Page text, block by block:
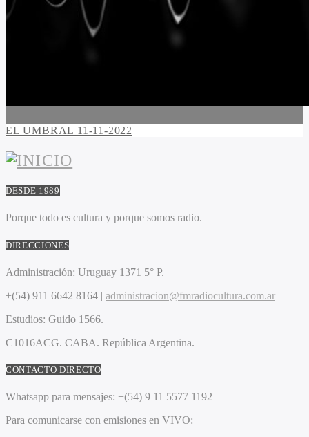
EL UMBRAL 11-11-2022
DESDE 1989
Porque todo es cultura y porque somos radio.
DIRECCIONES
Administración: Uruguay 1371 5° P.
+(54) 911 6642 8164 | administracion@fmradiocultura.com.ar
Estudios: Guido 1566.
C1016ACG. CABA. República Argentina.
CONTACTO DIRECTO
Whatsapp para mensajes: +(54) 9 11 5577 1192
Para comunicarse con emisiones en VIVO: